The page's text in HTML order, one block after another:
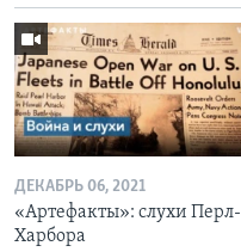
ДЕКАБРЬ 06, 2021
«Артефакты»: слухи Перл-
Харбора